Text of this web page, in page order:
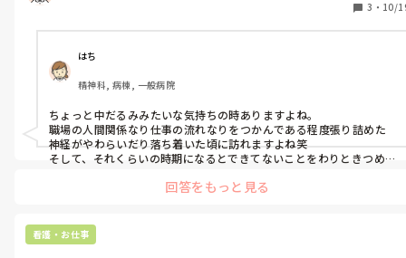
3 ・ 10/
はち
精神科, 病棟, 一般病院
ちょっと中だるみみたいな気持ちの時ありますよね。
職場の人間関係なり仕事の流れなりをつかんである程度張り詰めた
神経がやわらいだり落ち着いた頃に訪れますよね笑
そして、それくらいの時期になるとできてないことをわりときつめに
もう少しでその指摘ラッシュも落ち着くと思うのですが…しんどいで
回答をもっと見る
看護・お仕事